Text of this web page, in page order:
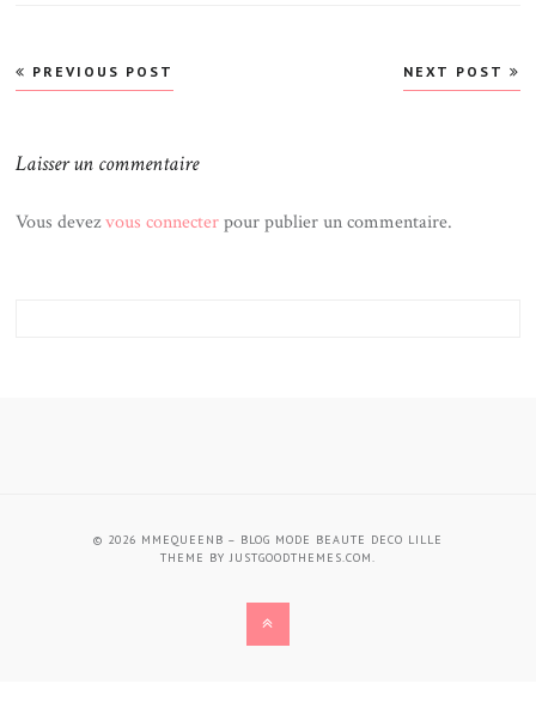
Navigation
de
PREVIOUS POST NEXT POST
Laisser un commentaire
Vous devezvous connecterpour publier un commentaire.
© 2026 MMEQUEENB – BLOG MODE BEAUTE DECO LILLE
THEME BYJUSTGOODTHEMES.COM.